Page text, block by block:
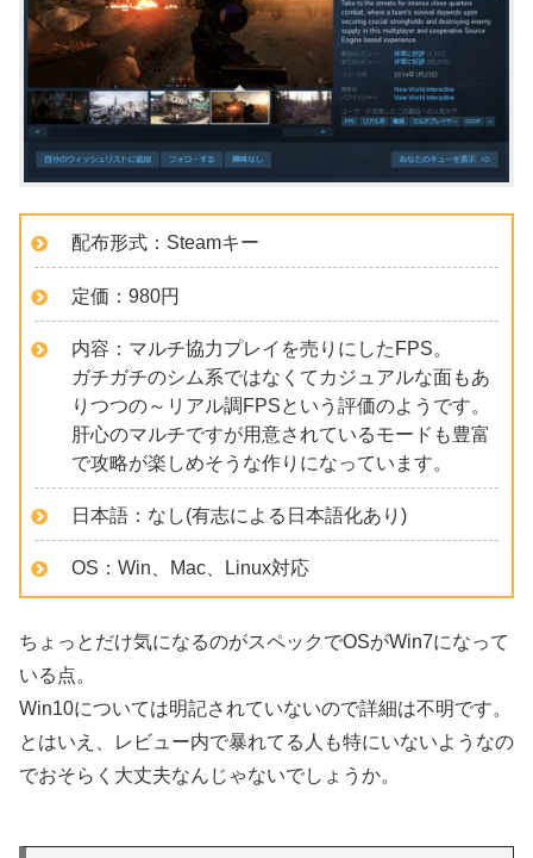
配布形式：Steamキー
定価：980円
内容：マルチ協力プレイを売りにしたFPS。
ガチガチのシム系ではなくてカジュアルな面もあ
りつつの～リアル調FPSという評価のようです。
肝心のマルチですが用意されているモードも豊富
で攻略が楽しめそうな作りになっています。
日本語：なし(有志による日本語化あり)
OS：Win、Mac、Linux対応
ちょっとだけ気になるのがスペックでOSがWin7になって
いる点。
Win10については明記されていないので詳細は不明です。
とはいえ、レビュー内で暴れてる人も特にいないようなの
でおそらく大丈夫なんじゃないでしょうか。